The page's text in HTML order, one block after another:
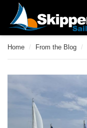
Home / From the Blog /